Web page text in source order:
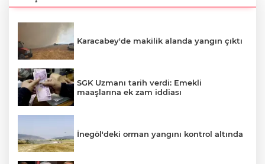
Karacabey'de makilik alanda yangın çıktı
SGK Uzmanı tarih verdi: Emekli
maaşlarına ek zam iddiası
İnegöl'deki orman yangını kontrol altında